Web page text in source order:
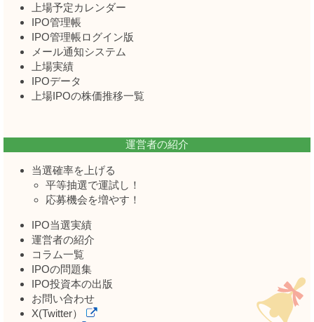
上場予定カレンダー
IPO管理帳
IPO管理帳ログイン版
メール通知システム
上場実績
IPOデータ
上場IPOの株価推移一覧
運営者の紹介
当選確率を上げる
平等抽選で運試し！
応募機会を増やす！
IPO当選実績
運営者の紹介
コラム一覧
IPOの問題集
IPO投資本の出版
お問い合わせ
X(Twitter）